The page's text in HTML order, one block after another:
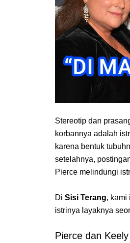
Stereotip dan
korbannya adalah
karena bentuk
setelahnya,
Pierce melindungi
Di Sisi Terang, kami
istrinya layaknya
Pierce dan